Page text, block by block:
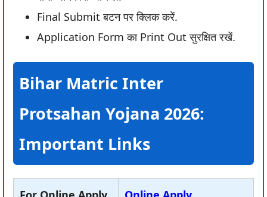
Final Submit बटन पर क्लिक करें.
Application Form का Print Out सुरक्षित रखें.
Bihar Matric Inter
Protsahan Yojana 2026:
Important Links